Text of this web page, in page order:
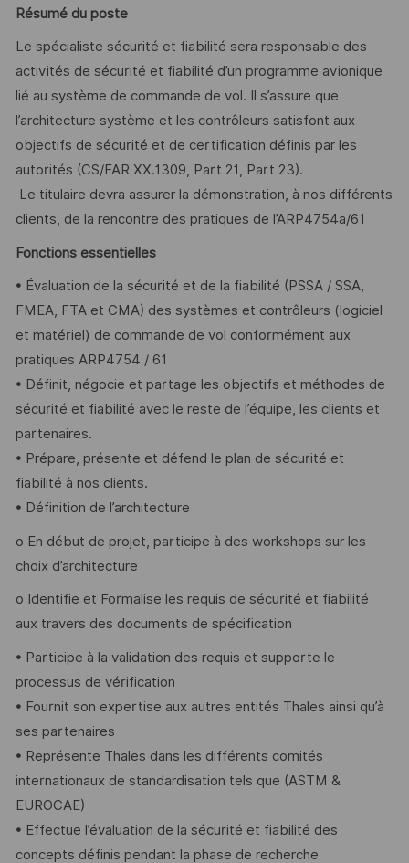
Résumé du poste
Le spécialiste sécurité et fiabilité sera responsable des
activités de sécurité et fiabilité d’un programme avionique
lié au système de commande de vol. Il s’assure que
l’architecture système et les contrôleurs satisfont aux
objectifs de sécurité et de certification définis par les
autorités (CS/FAR XX.1309, Part 21, Part 23).
Le titulaire devra assurer la démonstration, à nos différents
clients, de la rencontre des pratiques de l’ARP4754a/61
Fonctions essentielles
• Évaluation de la sécurité et de la fiabilité (PSSA / SSA,
FMEA, FTA et CMA) des systèmes et contrôleurs (logiciel
et matériel) de commande de vol conformément aux
pratiques ARP4754 / 61
• Définit, négocie et partage les objectifs et méthodes de
sécurité et fiabilité avec le reste de l’équipe, les clients et
partenaires.
• Prépare, présente et défend le plan de sécurité et
fiabilité à nos clients.
• Définition de l’architecture
o En début de projet, participe à des workshops sur les
choix d’architecture
o Identifie et Formalise les requis de sécurité et fiabilité
aux travers des documents de spécification
• Participe à la validation des requis et supporte le
processus de vérification
• Fournit son expertise aux autres entités Thales ainsi qu’à
ses partenaires
• Représente Thales dans les différents comités
internationaux de standardisation tels que (ASTM &
EUROCAE)
• Effectue l’évaluation de la sécurité et fiabilité des
concepts définis pendant la phase de recherche